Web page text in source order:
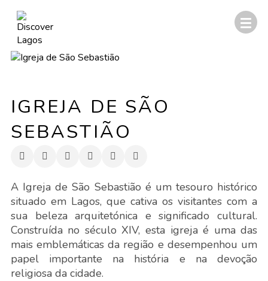
IGREJA DE SÃO
SEBASTIÃO
A Igreja de São Sebastião é um tesouro histórico
situado em Lagos, que cativa os visitantes com a
sua beleza arquitetónica e significado cultural.
Construída no século XIV, esta igreja é uma das
mais emblemáticas da região e desempenhou um
papel importante na história e na devoção
religiosa da cidade.